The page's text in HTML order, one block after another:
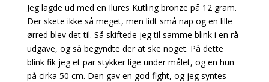
Jeg lagde ud med en Ilures Kutling bronze på 12 gram.
Der skete ikke så meget, men lidt små nap og en lille
ørred blev det til. Så skiftede jeg til samme blink i en rå
udgave, og så begyndte der at ske noget. På dette
blink fik jeg et par stykker lige under målet, og en hun
på cirka 50 cm. Den gav en god fight, og jeg syntes